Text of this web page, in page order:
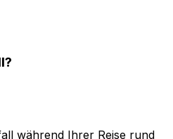
?
während Ihrer Reise rund